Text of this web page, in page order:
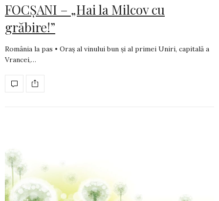
FOCȘANI – „Hai la Milcov cu
grăbire!”
România la pas • Oraș al vinului bun și al primei Uniri, capitală a
Vrancei,…